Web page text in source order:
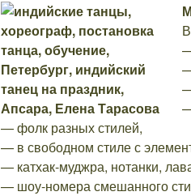
— фолк разных стилей,
— в свободном стиле с
— катхак-муджра, нотанки,
— шоу-номера смешанного